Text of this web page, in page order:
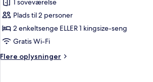
af
Superior-
værelse
-
-
1 soveværelse
Plads til 2 personer
2 enkeltsenge ELLER 1 kingsize-seng
Gratis Wi-Fi
Flere oplysninger
Flere